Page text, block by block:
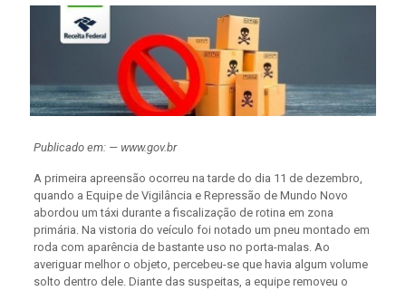
Publicado em: — www.gov.br
A primeira apreensão ocorreu na tarde do dia 11 de dezembro,
quando a Equipe de Vigilância e Repressão de Mundo Novo
abordou um táxi durante a fiscalização de rotina em zona
primária. Na vistoria do veículo foi notado um pneu montado em
roda com aparência de bastante uso no porta-malas. Ao
averiguar melhor o objeto, percebeu-se que havia algum volume
solto dentro dele. Diante das suspeitas, a equipe removeu o